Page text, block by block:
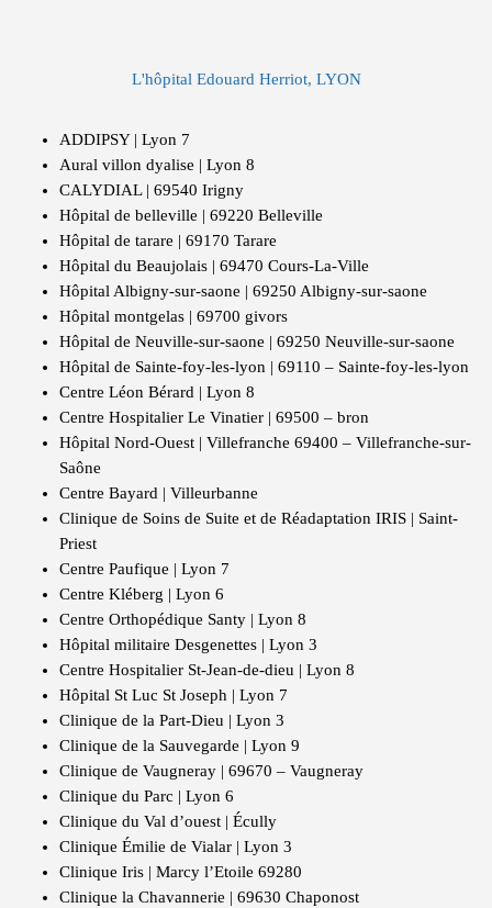
L'hôpital Edouard Herriot, LYON
ADDIPSY | Lyon 7
Aural villon dyalise | Lyon 8
CALYDIAL | 69540 Irigny
Hôpital de belleville | 69220 Belleville
Hôpital de tarare | 69170 Tarare
Hôpital du Beaujolais | 69470 Cours-La-Ville
Hôpital Albigny-sur-saone | 69250 Albigny-sur-saone
Hôpital montgelas | 69700 givors
Hôpital de Neuville-sur-saone | 69250 Neuville-sur-saone
Hôpital de Sainte-foy-les-lyon | 69110 – Sainte-foy-les-lyon
Centre Léon Bérard | Lyon 8
Centre Hospitalier Le Vinatier | 69500 – bron
Hôpital Nord-Ouest | Villefranche 69400 – Villefranche-sur-
Saône
Centre Bayard | Villeurbanne
Clinique de Soins de Suite et de Réadaptation IRIS | Saint-
Priest
Centre Paufique | Lyon 7
Centre Kléberg | Lyon 6
Centre Orthopédique Santy | Lyon 8
Hôpital militaire Desgenettes | Lyon 3
Centre Hospitalier St-Jean-de-dieu | Lyon 8
Hôpital St Luc St Joseph | Lyon 7
Clinique de la Part-Dieu | Lyon 3
Clinique de la Sauvegarde | Lyon 9
Clinique de Vaugneray | 69670 – Vaugneray
Clinique du Parc | Lyon 6
Clinique du Val d’ouest | Écully
Clinique Émilie de Vialar | Lyon 3
Clinique Iris | Marcy l’Etoile 69280
Clinique la Chavannerie | 69630 Chaponost